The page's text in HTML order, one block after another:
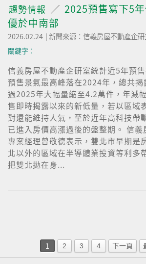
趨勢情報
2025預售寫下5
優於中南部
2026.02.24 |新聞來源：信義房屋不動產企
關鍵字︰
信義房屋不動產企研室統計近5年預
預售景氣最高峰落在2024年，總共
過2025年大幅量縮至4.2萬件，年減
售即時揭露以來的新低量，若以區域
對還能維持人氣，至於近年高科技帶
已進入房價高漲過後的盤整期。 信
專案經理曾敬德表示，雙北市早期是
北以外的區域在半導體業投資等利多
把雙北拋在身...
1 2 3 4 下一頁